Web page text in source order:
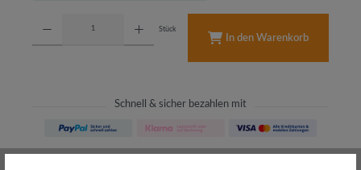
Stück
In den Warenkorb
Schnell & sicher bezahlen mit